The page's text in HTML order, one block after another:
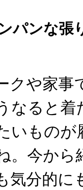
パンな張
クや家事
なると着
いもの
。今から
気分的に